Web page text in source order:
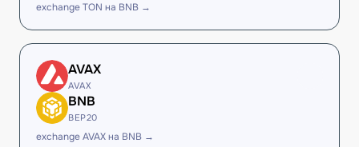
exchange TON на BNB →
AVAX
AVAX
BNB
BEP20
exchange AVAX на BNB →